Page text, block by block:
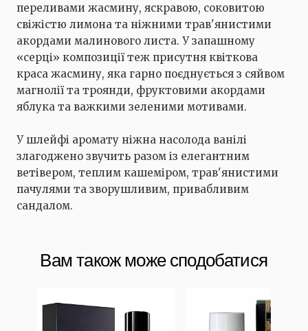
переливами жасмину, яскравою, соковитою
свіжістю лимона та ніжними трав'янистими
акордами малинового листа. У запашному
«серці» композиції теж присутня квіткова
краса жасмину, яка гарно поєднується з сяйвом
магнолії та троянди, фруктовими акордами
яблука та важкими зеленими мотивами.
У шлейфі аромату ніжна насолода ванілі
злагоджено звучить разом із елегантним
ветівером, теплим кашеміром, трав'янистими
пачулями та зворушливим, привабливим
сандалом.
Вам також може сподобатися